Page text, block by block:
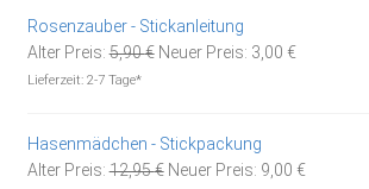
Rosenzauber - Stickanleitung
Alter Preis: 5,90€ Ursprünglicher
Neuer Preis: 3,00 €Aktueller
Lieferzeit: 2-7 Tage*
Hasenmädchen - Stickpackung
Alter Preis: 12,95€ Ursprünglicher
Neuer Preis: 9,00 €Aktueller